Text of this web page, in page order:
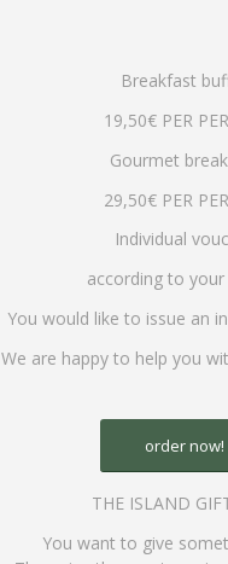
Breakfast
19,50€ PER
Gourmet
29,50€ PER
Individual
according to your
You would like to issue an
We are happy to help you
order now!
THE ISLAND
You want to give